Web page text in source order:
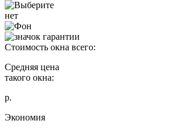
нет
Стоимость окна всего:
Средняя цена
такого окна:
р.
Экономия